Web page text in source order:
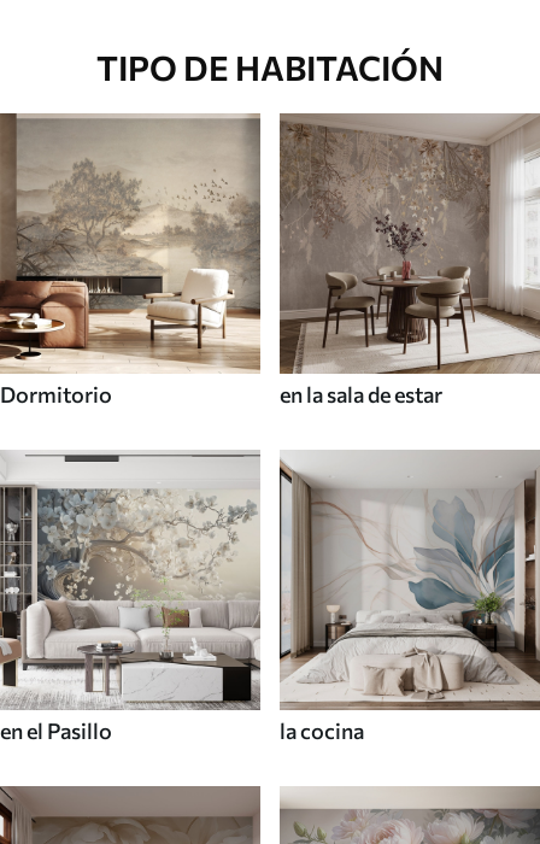
TIPO DE HABITACIÓN
Dormitorio en la sala de estar
en el Pasillo la cocina